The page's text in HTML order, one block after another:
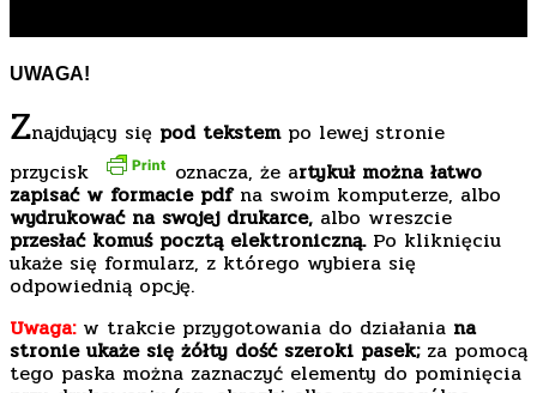
UWAGA!
Znajdujący się pod tekstempo lewej stronie
przycisk
oznacza, że artykuł można łatwo
zapisać w formacie pdfna swoim komputerze, albo
wydrukować na swojej drukarce, albo wreszcie
przesłać komuś pocztą elektroniczną.Po kliknięciu
ukaże się formularz, z którego wybiera się
odpowiednią opcję.
Uwaga:w trakcie przygotowania do działania na
stronie ukaże się żółty dość szeroki pasek;za pomocą
tego paska można zaznaczyć elementy do pominięcia